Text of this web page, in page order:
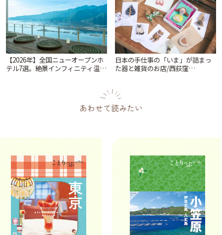
【2026年】全国ニューオープンホ
テル7選。絶景インフィニティ温泉
日本の手仕事の「いま」が詰まっ
た器と雑貨のお店/西荻窪
あわせて読みたい